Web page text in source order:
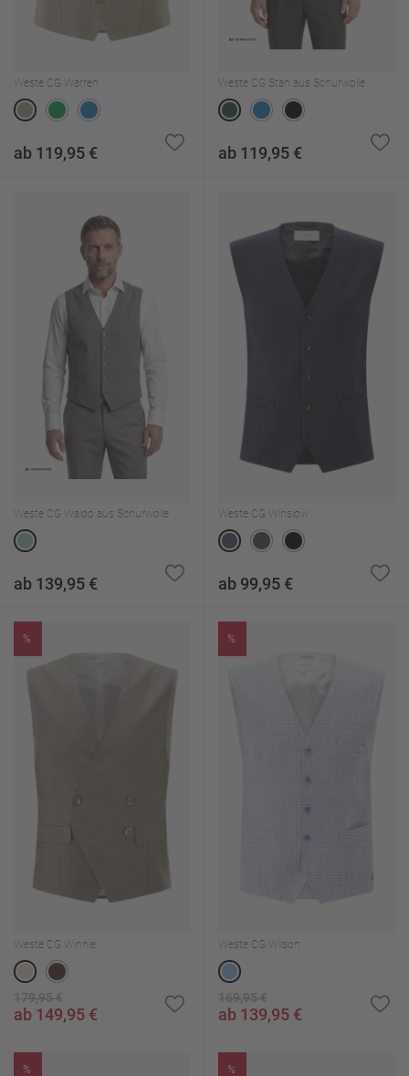
Weste CG Warren
ab 119,95 €
Weste CG Stan aus Schurwolle
ab 119,95 €
Weste CG Waldo aus Schurwolle
ab 139,95 €
Weste CG Winslow
ab 99,95 €
%
Weste CG Winnie
179,95 €
ab 149,95 €
%
Weste CG Wilson
169,95 €
ab 139,95 €
% %